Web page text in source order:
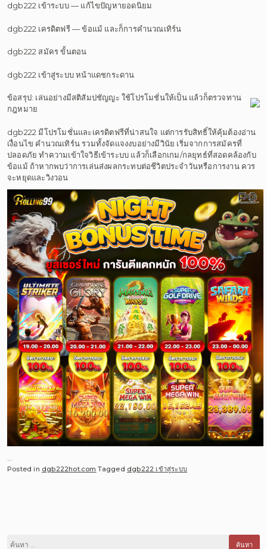
dgb222 เข้าระบบ — แก้ไขปัญหายอดนิยม
dgb222 เครดิตฟรี — ข้อแม้ และก็การคำนวณเทิร์น
dgb222 สมัคร ขั้นตอน
dgb222 เข้าสู่ระบบ หน้าแดชกระดาน
ข้อสรุป: เล่นอย่างมีสติสัมปชัญญะ ใช้โปรโมชั่นให้เป็น แล้วก็ตรวจทาน
กฎหมาย
dgb222 มีโปรโมชั่นและเครดิตฟรีที่น่าสนใจ แต่การรับสิทธิ์ให้คุ้มต้องอ่าน
เงื่อนไข คำนวณเทิร์น รวมทั้งจัดแจงงบอย่างมีวินัย เริ่มจากการสมัครที่
ปลอดภัย ทำความเข้าใจวิธีเข้าระบบ แล้วก็เลือกเกม/กลยุทธ์ที่สอดคล้องกับ
ข้อแม้ ถ้าหากพบว่าการเล่นส่งผลกระทบต่อชีวิตประจำวันหรือการงาน ควร
จะหยุดและวิงวอน
Posted in dgb222hot.com Tagged dgb222 เข้าสู่ระบบ
ค้นหา